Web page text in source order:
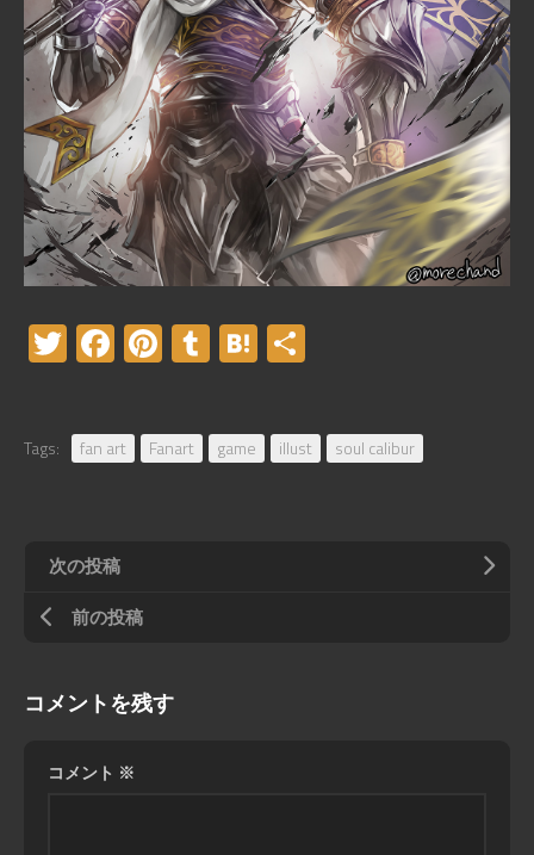
Twitter
Facebook
Pinterest
TumblrHatena
Tags: fan art Fanart game illust soul calibur
次の投稿
前の投稿
コメントを残す
コメント ※